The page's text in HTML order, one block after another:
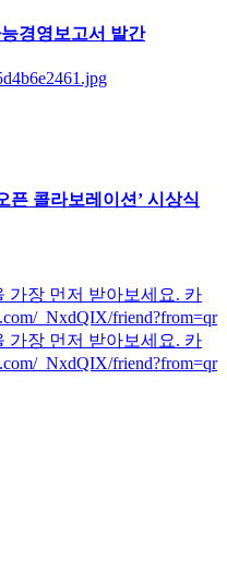
경영보고서 발간
픈 콜라보레이션’ 시상식